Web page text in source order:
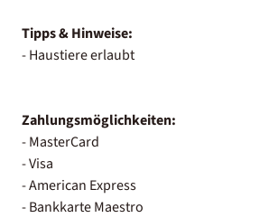
Tipps & Hinweise:
- Haustiere erlaubt
Zahlungsmöglichkeiten:
- MasterCard
- Visa
- American Express
- Bankkarte Maestro